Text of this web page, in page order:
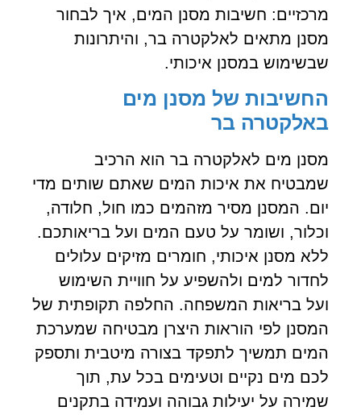
מרכזיים: חשיבות מסנן המים, איך לבחור
מסנן מתאים לאלקטרה בר, והיתרונות
שבשימוש במסנן איכותי.
החשיבות של מסנן מים
באלקטרה בר
מסנן מים לאלקטרה בר הוא הרכיב
שמבטיח את איכות המים שאתם שותים מדי
יום. המסנן מסיר מזהמים כמו חול, חלודה,
וכלור, ושומר על טעם המים ועל בריאותכם.
ללא מסנן איכותי, חומרים מזיקים עלולים
לחדור למים ולהשפיע על חוויית השימוש
ועל בריאות המשפחה. החלפה תקופתית של
המסנן לפי הוראות היצרן מבטיחה שמערכת
המים תמשיך לתפקד בצורה מיטבית ותספק
לכם מים נקיים וטעימים בכל עת, תוך
שמירה על יעילות גבוהה ועמידה בתקנים